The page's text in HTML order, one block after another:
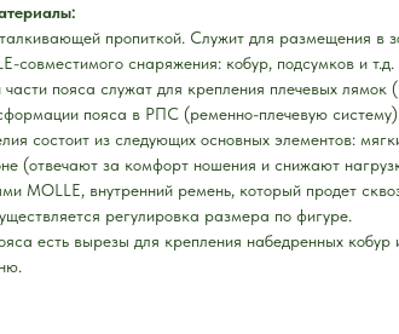
пропиткой. Служит для размещения в
совместимого снаряжения: кобур, подсумков и т.д.
части пояса служат для крепления плечевых лямок
пояса в РПС (ременно-плечевую систему).
состоит из следующих основных элементов:
(отвечают за комфорт ношения и снижают
MOLLE, внутренний ремень, который продет
регулировка размера по фигуре.
есть вырезы для крепления набедренных кобур